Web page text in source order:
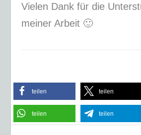
Vielen Dank für die
meiner Arbeit 🙂
teilen teilen
teilen teilen